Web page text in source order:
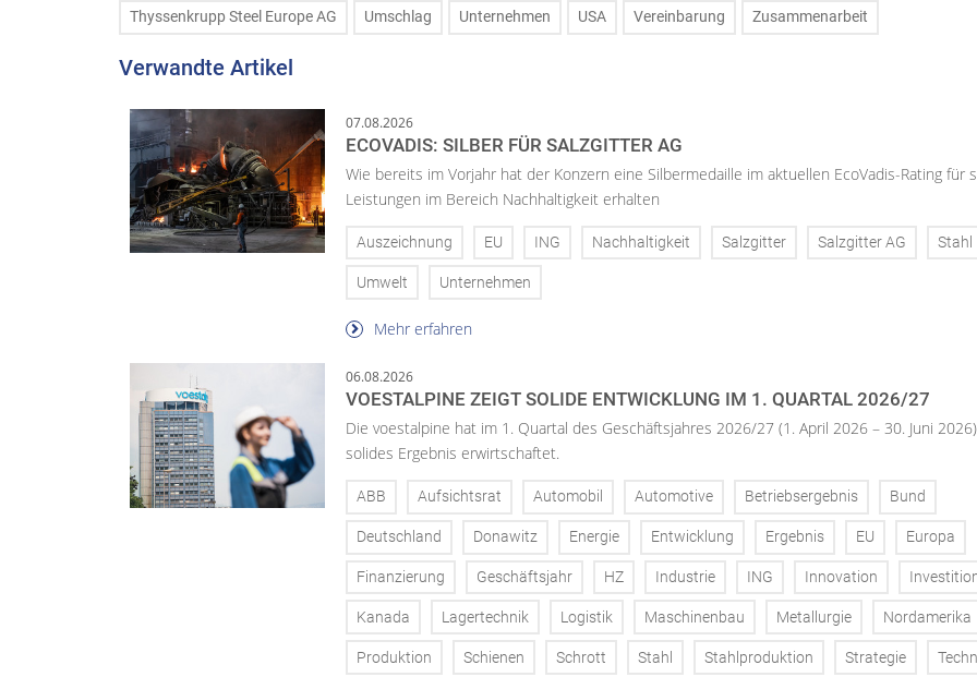
Thyssenkrupp Steel Europe AG Umschlag Unternehmen USA Vereinbarung Zusammenarbeit
Verwandte Artikel
07.08.2026
ECOVADIS: SILBER FÜR SALZGITTER AG
Wie bereits im Vorjahr hat der Konzern eine Silbermedaille im aktuellen EcoVadis-Rating für
Leistungen im Bereich Nachhaltigkeit erhalten
Auszeichnung EU ING Nachhaltigkeit Salzgitter Salzgitter AG Stahl
Umwelt Unternehmen
Mehr erfahren
06.08.2026
VOESTALPINE ZEIGT SOLIDE ENTWICKLUNG IM 1. QUARTAL 2026/27
Die voestalpine hat im 1. Quartal des Geschäftsjahres 2026/27 (1. April 2026 – 30. Juni
solides Ergebnis erwirtschaftet.
ABB Aufsichtsrat Automobil Automotive Betriebsergebnis Bund
Deutschland Donawitz Energie Entwicklung Ergebnis EU Europa
Finanzierung Geschäftsjahr HZ Industrie ING Innovation
Kanada Lagertechnik Logistik Maschinenbau Metallurgie Nordamerika
Produktion Schienen Schrott Stahl Stahlproduktion Strategie